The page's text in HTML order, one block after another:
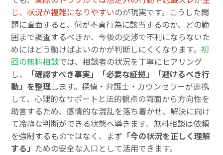
じ、状況が複雑になりやすいのが現実です。こうした問
題に直面すると、何が不貞行為に該当するのか、どの範
囲まで調査するべきか、今後の交渉で不利にならないた
めにはどう動けばよいのかが判断しにくくなります。初
回の無料相談では、相談者の状況を丁寧にヒアリング
し、
「確認すべき事実」「必要な証拠」「避けるべき行
動」を整理します。探偵・弁護士・カウンセラーが連携
して、心理的なサポートと法的観点の両面から方向性を
助言するため、感情的な混乱を落ち着かせ、解決に向け
て冷静な判断ができる状態へ導きます。無料相談は依頼
を強制するものではなく、まず 「今の状況を正しく理解
する」 ための安全な入口として活用できます。